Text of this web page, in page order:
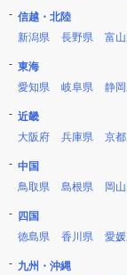
信越・北陸
新潟県
長野県 富
東海
愛知県
岐阜県 静
近畿
大阪府
兵庫県 京
中国
鳥取県
島根県 岡
四国
徳島県
香川県 愛
九州・沖縄